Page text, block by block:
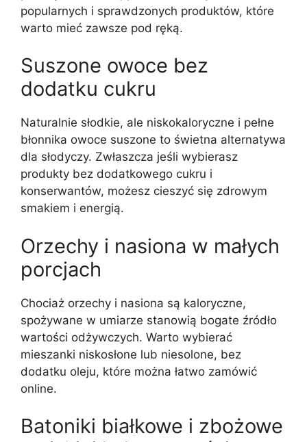
popularnych i sprawdzonych produktów, które
warto mieć zawsze pod ręką.
Suszone owoce bez
dodatku cukru
Naturalnie słodkie, ale niskokaloryczne i pełne
błonnika owoce suszone to świetna alternatywa
dla słodyczy. Zwłaszcza jeśli wybierasz
produkty bez dodatkowego cukru i
konserwantów, możesz cieszyć się zdrowym
smakiem i energią.
Orzechy i nasiona w małych
porcjach
Chociaż orzechy i nasiona są kaloryczne,
spożywane w umiarze stanowią bogate źródło
wartości odżywczych. Warto wybierać
mieszanki niskosłone lub niesolone, bez
dodatku oleju, które można łatwo zamówić
online.
Batoniki białkowe i zbożowe